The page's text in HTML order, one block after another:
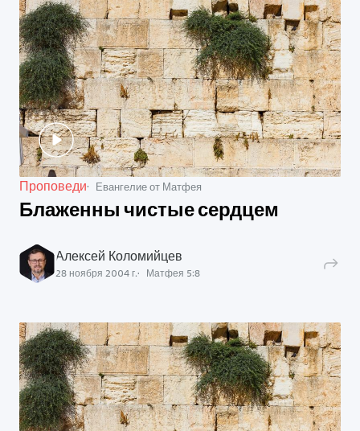
Проповеди Евангелие от Матфея
Блаженны чистые сердцем
Алексей Коломийцев
28 ноября 2004 г. Матфея 5:8